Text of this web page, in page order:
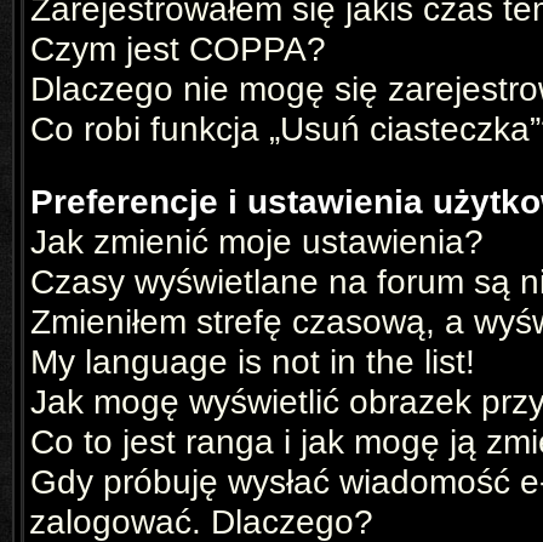
Zarejestrowałem się jakiś czas
Czym jest COPPA?
Dlaczego nie mogę się
Co robi funkcja „Usuń
Preferencje i ustawienia
Jak zmienić moje ustawienia?
Czasy wyświetlane na forum są
Zmieniłem strefę czasową, a
My language is not in the list!
Jak mogę wyświetlić obrazek
Co to jest ranga i jak mogę ją
Gdy próbuję wysłać wiadomość
zalogować. Dlaczego?